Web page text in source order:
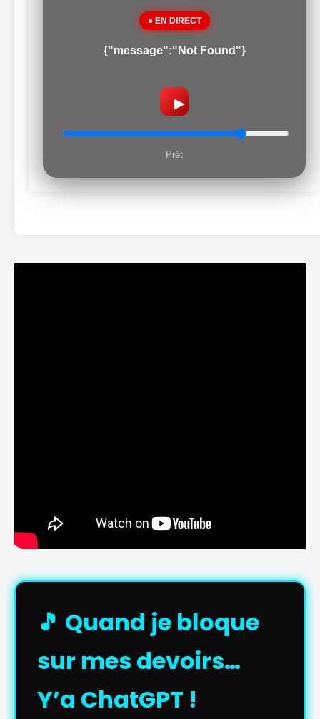
● EN DIRECT
{"message":"Not Found"}
▶
Prêt
🎵 Quand je bloque
sur mes devoirs…
Y’a ChatGPT !